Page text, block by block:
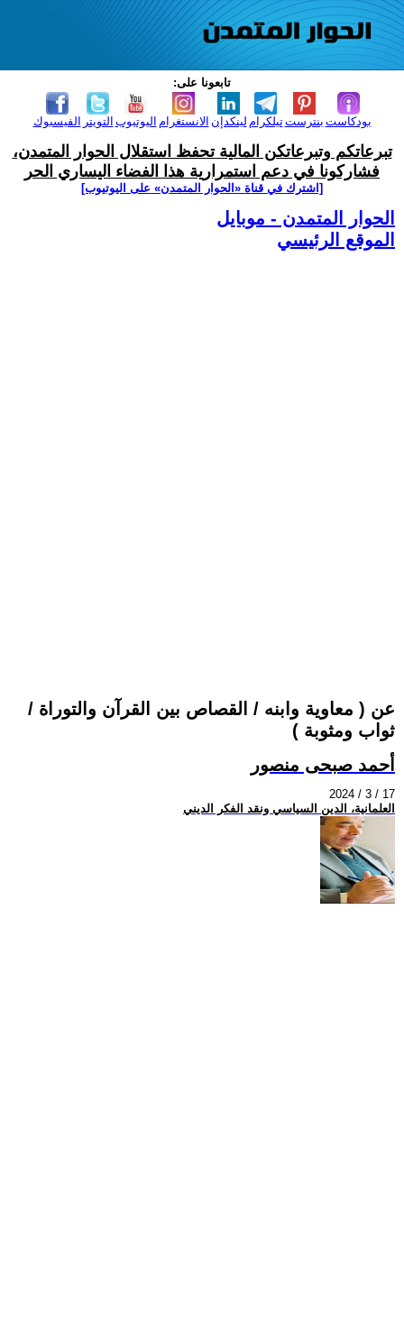
تابعونا على:
الفيسبوك التويتر اليوتيوب الانستغرام لينكدإن تيلكرامبنترست بودكاست
تبرعاتكم وتبرعاتكن المالية تحفظ استقلال الحوار المتمدن،
فشاركونا في دعم استمرارية هذا الفضاء اليساري الحر
[اشترك في قناة ‫«الحوار المتمدن» على اليوتيوب]
الحوار المتمدن - موبايل
الموقع الرئيسي
عن ( معاوية وابنه / القصاص بين القرآن والتوراة /
ثواب ومثوبة )
أحمد صبحى منصور
2024 / 3 / 17
العلمانية، الدين السياسي ونقد الفكر الديني